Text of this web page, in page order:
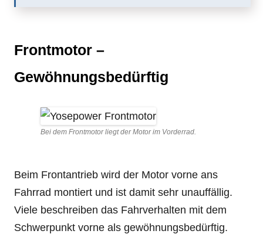
Frontmotor –
Gewöhnungsbedürftig
Bei dem Frontmotor liegt der Motor im Vorderrad.
Beim Frontantrieb wird der Motor vorne ans
Fahrrad montiert und ist damit sehr unauffällig.
Viele beschreiben das Fahrverhalten mit dem
Schwerpunkt vorne als gewöhnungsbedürftig.